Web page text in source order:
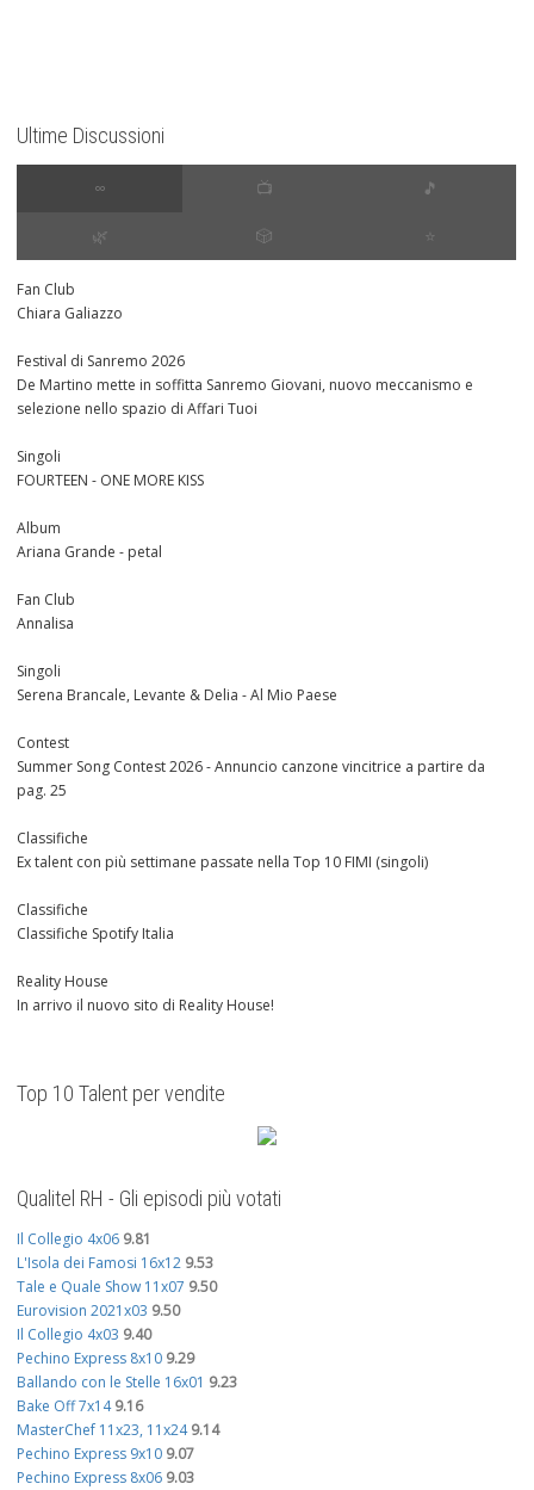
Ultime Discussioni
∞ 📺 🎵
🌿 🎲 ⭐️
Fan Club
Chiara Galiazzo
Festival di Sanremo 2026
De Martino mette in soffitta Sanremo Giovani, nuovo meccanismo e
selezione nello spazio di Affari Tuoi
Singoli
FOURTEEN - ONE MORE KISS
Album
Ariana Grande - petal
Fan Club
Annalisa
Singoli
Serena Brancale, Levante & Delia - Al Mio Paese
Contest
Summer Song Contest 2026 - Annuncio canzone vincitrice a partire da
pag. 25
Classifiche
Ex talent con più settimane passate nella Top 10 FIMI (singoli)
Classifiche
Classifiche Spotify Italia
Reality House
In arrivo il nuovo sito di Reality House!
Top 10 Talent per vendite
Qualitel RH - Gli episodi più votati
Il Collegio 4x06 9.81
L'Isola dei Famosi 16x12 9.53
Tale e Quale Show 11x07 9.50
Eurovision 2021x03 9.50
Il Collegio 4x03 9.40
Pechino Express 8x10 9.29
Ballando con le Stelle 16x01 9.23
Bake Off 7x14 9.16
MasterChef 11x23, 11x24 9.14
Pechino Express 9x10 9.07
Pechino Express 8x06 9.03